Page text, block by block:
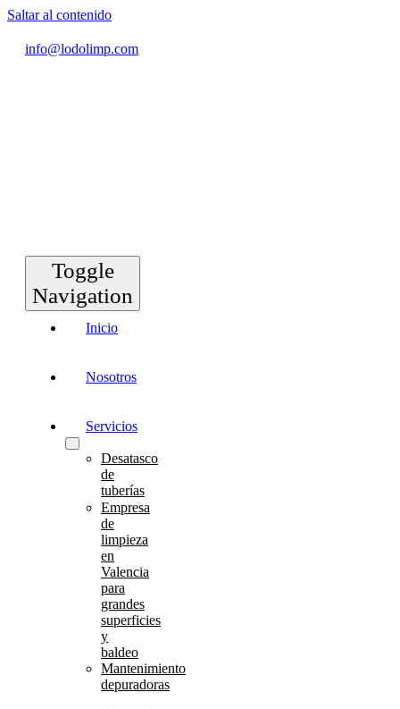
Saltar al contenido
info@lodolimp.com
Toggle
Navigation
Inicio
Nosotros
Servicios
Desatasco
de
tuberías
Empresa
de
limpieza
en
Valencia
para
grandes
superficies
y
baldeo
Mantenimiento
depuradoras